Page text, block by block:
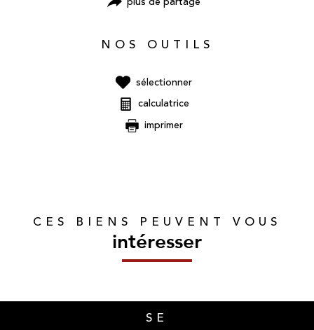
NOS OUTILS
sélectionner
calculatrice
imprimer
CES BIENS PEUVENT VOUS
intéresser
SE